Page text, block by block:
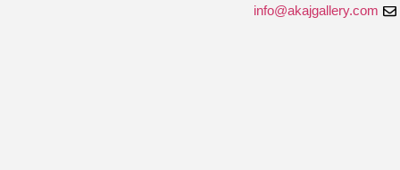
info@akajgallery.com